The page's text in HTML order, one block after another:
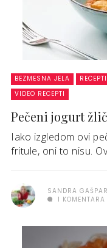
BEZMESNA JELA RECEPTI
VIDEO RECEPTI
Pečeni jogurt
Iako izgledom ovi
fritule, oni to nisu.
SANDRA
1 KOMENTARA